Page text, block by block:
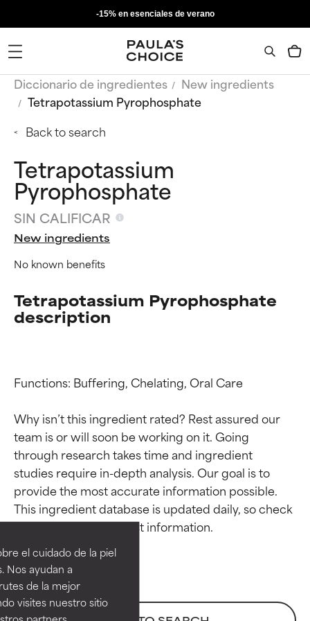
el cuidado de la piel
Nos ayudan a
de la mejor
visites nuestro sitio
-15% en esenciales de verano
Diccionario de ingredientes
New ingredients
Tetrapotassium Pyrophosphate
Back to search
Tetrapotassium
Pyrophosphate
SIN CALIFICAR
New ingredients
No known benefits
Tetrapotassium Pyrophosphate
description
Functions: Buffering, Chelating, Oral Care
Why isn’t this ingredient rated? Rest assured our
team is or will soon be working on it. Going
through research takes time and ingredient
studies require in-depth analysis. Our goal is to
provide the most accurate information possible.
This ingredient database is updated daily, so check
Calificaciones de
ingredientes
EXCELENTE
Ingrediente sobresaliente con
beneficios reales para la piel. Su
eficacia está demostrada y
Calificaciones de
ingredientes
EXCELENTE
Ingrediente sobresaliente con
beneficios reales para la piel. Su
eficacia está demostrada y